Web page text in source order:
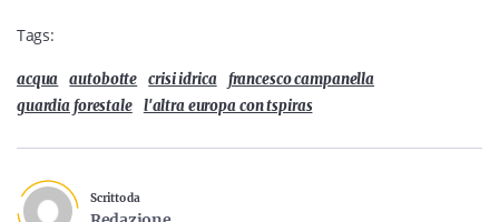
Tags:
acqua autobotte crisi idrica
francesco campanella
guardia forestale
l'altra europa con tspiras
Scritto da